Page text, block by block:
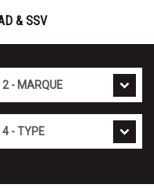
& SSV